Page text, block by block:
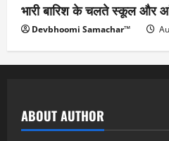
भारी बारिश के चलते स्कूल और
Devbhoomi Samachar™
ABOUT AUTHOR